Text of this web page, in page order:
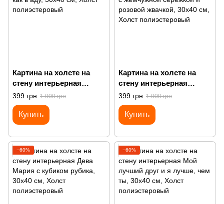
Картина на холсте на
стену интерьерная
Жарко как в аду
399 грн 1 000 грн
Купить
Картина на холсте на
стену интерьерная
Девушка с жемчужной
сережкой и розовой
жвачкой
399 грн 1 000 грн
Купить
−60% −60%